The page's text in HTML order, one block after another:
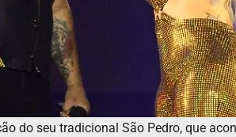
do seu tradicional São Pedro, que